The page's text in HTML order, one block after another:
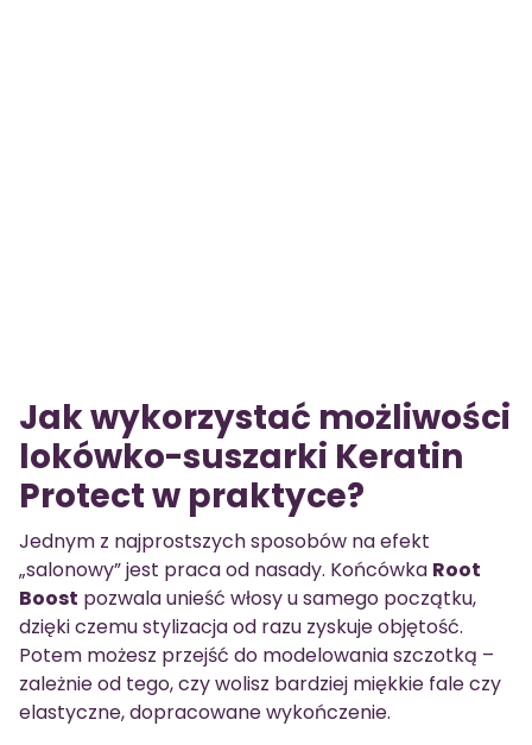
Jak wykorzystać możliwości
lokówko-suszarki Keratin
Protect w praktyce?
Jednym z najprostszych sposobów na efekt
„salonowy” jest praca od nasady. Końcówka Root
Boost pozwala unieść włosy u samego początku,
dzięki czemu stylizacja od razu zyskuje objętość.
Potem możesz przejść do modelowania szczotką –
zależnie od tego, czy wolisz bardziej miękkie fale czy
elastyczne, dopracowane wykończenie.